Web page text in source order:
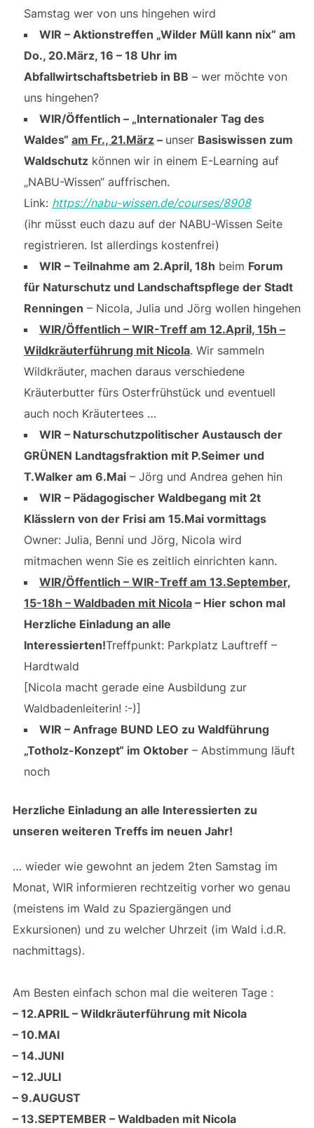
Samstag wer von uns hingehen wird
WIR – Aktionstreffen „Wilder Müll kann nix“ am
Do., 20.März, 16 – 18 Uhr im
Abfallwirtschaftsbetrieb in BB – wer möchte von
uns hingehen?
WIR/Öffentlich – „Internationaler Tag des
Waldes“ am Fr., 21.März – unser Basiswissen zum
Waldschutzkönnen wir in einem E-Learning auf
„NABU-Wissen“ auffrischen.
Link: https://nabu-wissen.de/courses/8908
(ihr müsst euch dazu auf der NABU-Wissen Seite
registrieren. Ist allerdings kostenfrei)
WIR – Teilnahme am 2.April, 18h beim Forum
für Naturschutz und Landschaftspflege der Stadt
Renningen – Nicola, Julia und Jörg wollen hingehen
WIR/Öffentlich – WIR-Treff am 12.April, 15h –
Wildkräuterführung mit Nicola. Wir sammeln
Wildkräuter, machen daraus verschiedene
Kräuterbutter fürs Osterfrühstück und eventuell
auch noch Kräutertees …
WIR – Naturschutzpolitischer Austausch der
GRÜNEN Landtagsfraktion mit P.Seimer und
T.Walker am 6.Mai– Jörg und Andrea gehen hin
WIR – Pädagogischer Waldbegang mit 2t
Klässlern von der Frisi am 15.Mai vormittags
Owner: Julia, Benni und Jörg, Nicola wird
mitmachen wenn Sie es zeitlich einrichten kann.
WIR/Öffentlich – WIR-Treff am 13.September,
15-18h – Waldbaden mit Nicola– Hier schon mal
Herzliche Einladung an alle
Interessierten!Treffpunkt: Parkplatz Lauftreff –
Hardtwald
[Nicola macht gerade eine Ausbildung zur
Waldbadenleiterin! :-)]
WIR – Anfrage BUND LEO zu Waldführung
„Totholz-Konzept“ im Oktober– Abstimmung läuft
noch
Herzliche Einladung an alle Interessierten zu
unseren weiteren Treffs im neuen Jahr!
… wieder wie gewohnt an jedem 2ten Samstag im
Monat, WIR informieren rechtzeitig vorher wo genau
(meistens im Wald zu Spaziergängen und
Exkursionen) und zu welcher Uhrzeit (im Wald i.d.R.
nachmittags).
Am Besten einfach schon mal die weiteren Tage :
– 12.APRIL – Wildkräuterführung mit Nicola
– 10.MAI
– 14.JUNI
– 12.JULI
– 9.AUGUST
– 13.SEPTEMBER – Waldbaden mit Nicola